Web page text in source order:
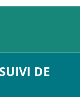
DE